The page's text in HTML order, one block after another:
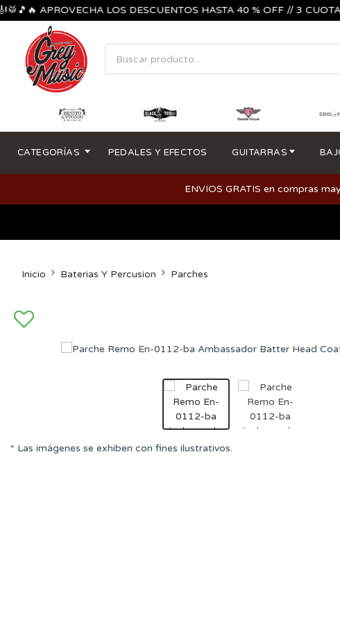
APROVECHA LOS DESCUENTOS HASTA 40 % OFF // 3 CUOTAS
CATEGORÍAS PEDALES Y EFECTOS GUITARRAS
ENVIOS GRATIS en compras
Inicio Baterias Y Percusion Parches
* Las imágenes se exhiben con fines ilustrativos.